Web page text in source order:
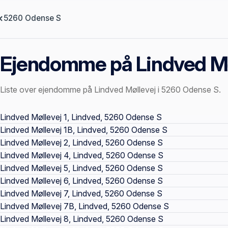
5260 Odense S
Ejendomme på Lindved
Liste over ejendomme på Lindved Møllevej i 5260 Odense S.
Offentlige ejendomssider
Lindved Møllevej 1, Lindved, 5260 Odense S
Lindved Møllevej 1B, Lindved, 5260 Odense S
Lindved Møllevej 2, Lindved, 5260 Odense S
Lindved Møllevej 4, Lindved, 5260 Odense S
Lindved Møllevej 5, Lindved, 5260 Odense S
Lindved Møllevej 6, Lindved, 5260 Odense S
Lindved Møllevej 7, Lindved, 5260 Odense S
Lindved Møllevej 7B, Lindved, 5260 Odense S
Lindved Møllevej 8, Lindved, 5260 Odense S